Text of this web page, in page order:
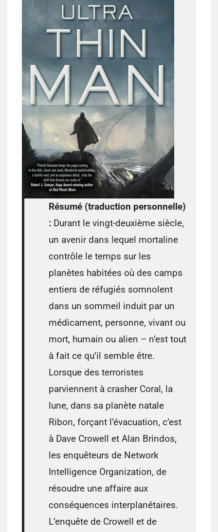
Résumé (traduction personnelle)
: Durant le vingt-deuxième siècle,
un avenir dans lequel mortaline
contrôle le temps sur les
planètes habitées où des camps
entiers de réfugiés somnolent
dans un sommeil induit par un
médicament, personne, vivant ou
mort, humain ou alien – n’est tout
à fait ce qu’il semble être.
Lorsque des terroristes
parviennent à crasher Coral, la
lune, dans sa planète natale
Ribon, forçant l’évacuation, c’est
à Dave Crowell et Alan Brindos,
les enquêteurs de Network
Intelligence Organization, de
résoudre une affaire aux
conséquences interplanétaires.
L’enquête de Crowell et de